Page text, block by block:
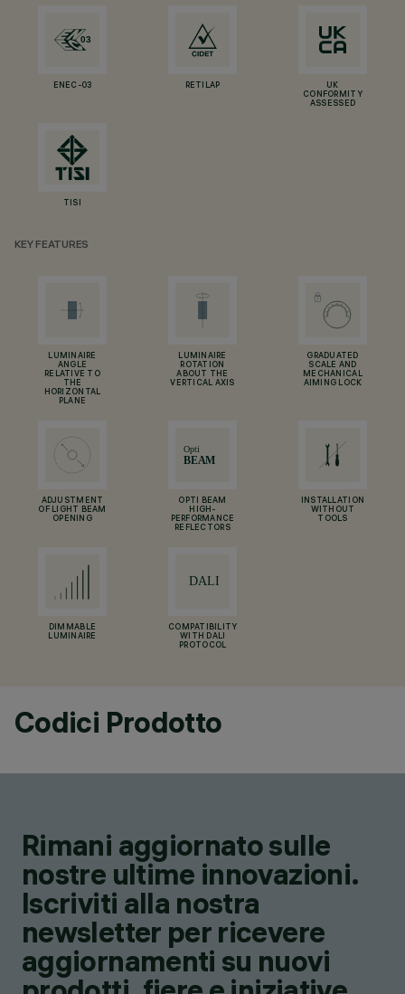
ENEC-03 RETILAP
UK
CONFORMITY
ASSESSED
TISI
KEY FEATURES
LUMINAIRE
ANGLE
RELATIVE TO
THE
HORIZONTAL
PLANE
LUMINAIRE
ROTATION
ABOUT THE
VERTICAL AXIS
GRADUATED
SCALE AND
MECHANICAL
AIMING LOCK
ADJUSTMENT
OF LIGHT BEAM
OPENING
OPTI BEAM
HIGH-
PERFORMANCE
REFLECTORS
INSTALLATION
WITHOUT
TOOLS
DIMMABLE
LUMINAIRE
COMPATIBILITY
WITH DALI
PROTOCOL
Codici Prodotto
Rimani aggiornato sulle
nostre ultime innovazioni.
Iscriviti alla nostra
newsletter per ricevere
aggiornamenti su nuovi